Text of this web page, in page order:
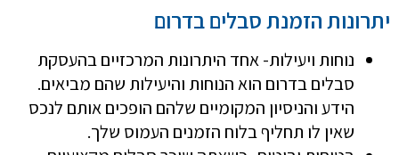
יתרונות הזמנת סבלים בדרום
נוחות ויעילות- אחד היתרונות המרכזיים בהעסקת
סבלים בדרום הוא הנוחות והיעילות שהם מביאים.
הידע והניסיון המקומיים שלהם הופכים אותם לנכס
שאין לו תחליף בלוח הזמנים העמוס שלך.